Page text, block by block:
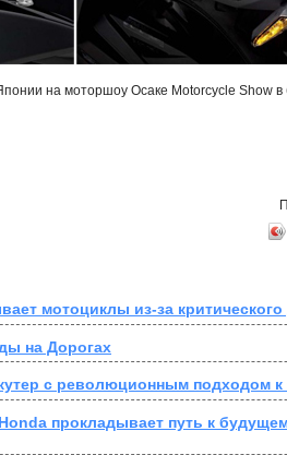
на моторшоу Осаке Motorcycle Show
мотоциклы из-за критического
на Дорогах
с революционным подходом к
прокладывает путь к